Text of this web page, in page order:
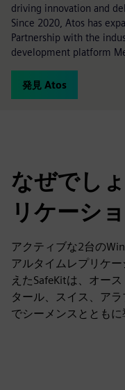
driving innovation and
Since 2020, Atos has
Partnership with the
development platform
発見 Atos
なぜでし
リケーシ
アクティブな2台の
アルタイムレプリケ
えたSafeKitは、オー
タール、スイス、ア
でシーメンスとともに